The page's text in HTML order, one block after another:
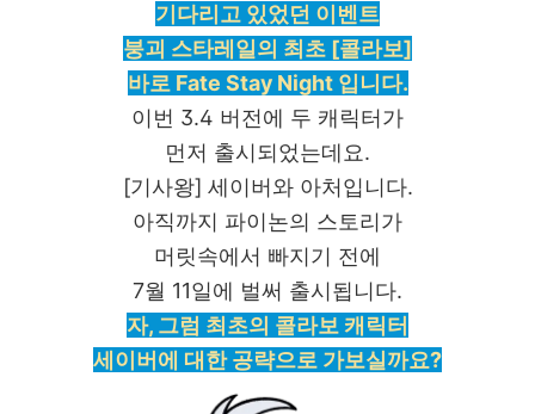
기다리고 있었던 이벤트
붕괴 스타레일의 최초 [콜라보]
바로 Fate Stay Night 입니다.
이번 3.4 버전에 두 캐릭터가
먼저 출시되었는데요.
[기사왕] 세이버와 아처입니다.
아직까지 파이논의 스토리가
머릿속에서 빠지기 전에
7월 11일에 벌써 출시됩니다.
자, 그럼 최초의 콜라보 캐릭터
세이버에 대한 공략으로 가보실까요?